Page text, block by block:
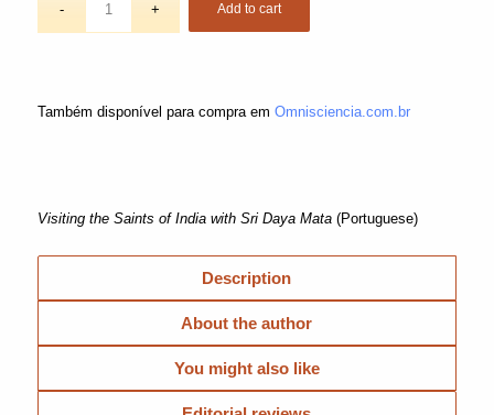
Add to cart
Também disponível para compra em Omnisciencia.com.br
Visiting the Saints of India with Sri Daya Mata(Portuguese)
Description
About the author
You might also like